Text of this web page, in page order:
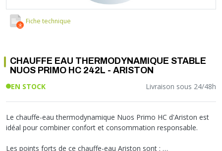
KIT FIXATION MURAL
COLLECTEUR NOURRICE
FLEXIBLE
ETANCHÉITÉ RACCORDEMENT
FIXATION ET SUPPORT
RÉDUCTEUR DE PRESSION
COMPTEUR ET ACCESSOIRE
FILTRATION
ECLAIRAGE
PILES ET ACCUMULATEURS
BLOC DE SÉCURITÉ
SYSTÈMES DE SÉCURITÉ
VMC ET VENTILATION
Fiche technique
CHAUFFE EAU THERMODYNAMIQUE STABLE
NUOS PRIMO HC 242L - ARISTON
EN STOCK Livraison sous 24/48h
Le chauffe-eau thermodynamique Nuos Primo HC d'Ariston est
idéal pour combiner confort et consommation responsable.
Les points forts de ce chauffe-eau Ariston sont :